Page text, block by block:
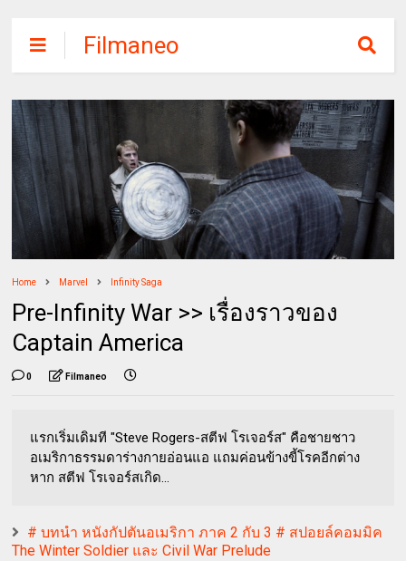
Filmaneo
Home Marvel Infinity Saga
Pre-Infinity War >> เรื่องราวของ
Captain America
0 Filmaneo
แรกเริ่มเดิมที "Steve Rogers-สตีฟ โรเจอร์ส" คือชายชาว
อเมริกาธรรมดาร่างกายอ่อนแอ แถมค่อนข้างขี้โรคอีกต่าง
หาก สตีฟ โรเจอร์สเกิด...
# บทนำ หนังกัปตันอเมริกา ภาค 2 กับ 3 # สปอยล์คอมมิค
The Winter Soldier และ Civil War Prelude